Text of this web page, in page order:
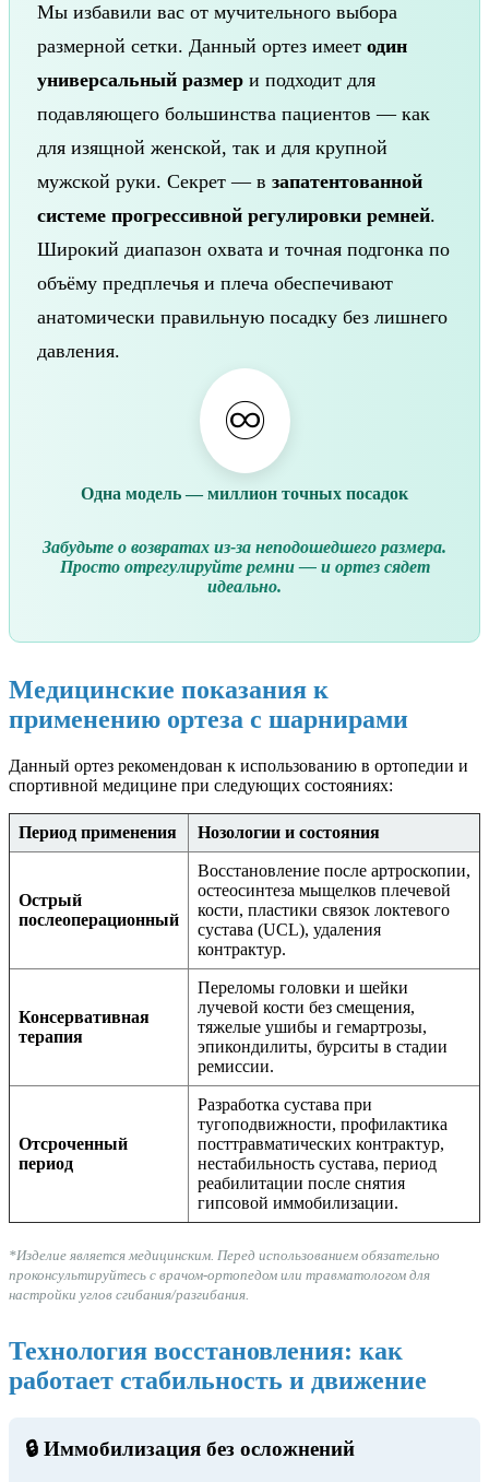
Мы избавили вас от мучительного выбора
размерной сетки. Данный ортез имеет один
универсальный размер и подходит для
подавляющего большинства пациентов — как
для изящной женской, так и для крупной
мужской руки. Секрет — в запатентованной
системе прогрессивной регулировки ремней.
Широкий диапазон охвата и точная подгонка по
объёму предплечья и плеча обеспечивают
анатомически правильную посадку без лишнего
давления.
♾️
Одна модель — миллион точных посадок
Забудьте о возвратах из-за неподошедшего размера.
Просто отрегулируйте ремни — и ортез сядет
идеально.
Медицинские показания к
применению ортеза с шарнирами
Данный ортез рекомендован к использованию в ортопедии и
спортивной медицине при следующих состояниях:
Период применения Нозологии и состояния
Острый
послеоперационный
Восстановление после артроскопии,
остеосинтеза мыщелков плечевой
кости, пластики связок локтевого
сустава (UCL), удаления
контрактур.
Консервативная
терапия
Переломы головки и шейки
лучевой кости без смещения,
тяжелые ушибы и гемартрозы,
эпикондилиты, бурситы в стадии
ремиссии.
Отсроченный
период
Разработка сустава при
тугоподвижности, профилактика
посттравматических контрактур,
нестабильность сустава, период
реабилитации после снятия
гипсовой иммобилизации.
*Изделие является медицинским. Перед использованием обязательно
проконсультируйтесь с врачом-ортопедом или травматологом для
настройки углов сгибания/разгибания.
Технология восстановления: как
работает стабильность и движение
🔒 Иммобилизация без осложнений